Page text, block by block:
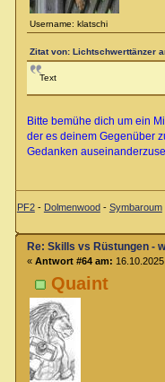
Username: klatschi
Zitat von: Lichtschwerttänzer
Text
Bitte bemühe dich um ein
der es deinem Gegenüber
Gedanken
PF2- Dolmenwood- Symbaroum
Quaint
Re: Skills vs Rüstungen -
« Antwort #64 am: